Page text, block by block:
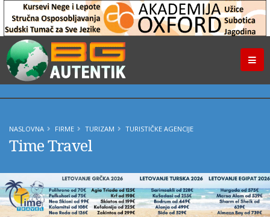
NASLOVNA FIRME TURIZAM TURISTIČKE AGENCIJE
Time Travel